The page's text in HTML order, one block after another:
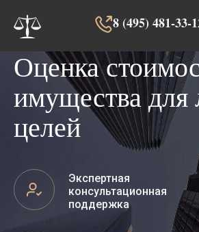
8 (495) 481-33-
Оценка
имущества
целей
Экспертная
консультационная
поддержка